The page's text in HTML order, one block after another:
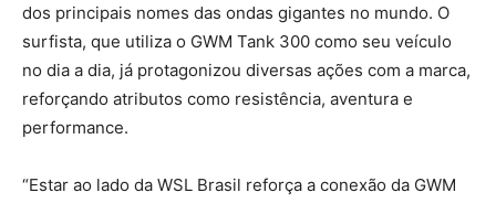
dos principais nomes das ondas gigantes no mundo. O
surfista, que utiliza o GWM Tank 300 como seu veículo
no dia a dia, já protagonizou diversas ações com a marca,
reforçando atributos como resistência, aventura e
performance.
“Estar ao lado da WSL Brasil reforça a conexão da GWM